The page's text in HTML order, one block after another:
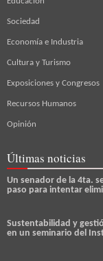
Sociedad
Economía e Industria
Cultura y Turismo
Exposiciones y Congresos
Recursos Humanos
Opinión
Últimas noticias
Un senador de la 4ta.
paso para intentar
Sustentabilidad y
en un seminario del